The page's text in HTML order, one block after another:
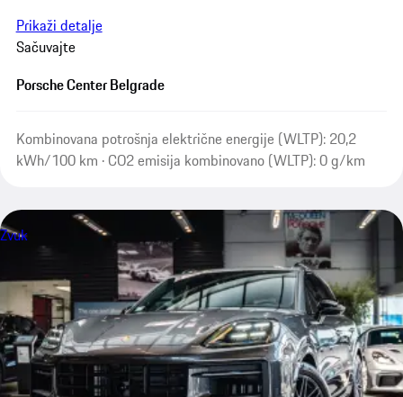
Prikaži detalje
Sačuvajte
Porsche Center Belgrade
Kombinovana potrošnja električne energije (WLTP): 20,2
kWh/100 km · CO2 emisija kombinovano (WLTP): 0 g/km
Zvuk